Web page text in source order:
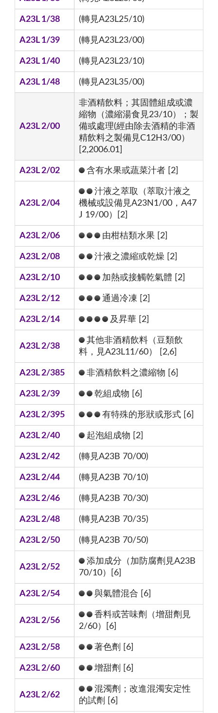
A23L 1/38 (轉見A23L25/10)
A23L 1/39 (轉見A23L23/00)
A23L 1/40 (轉見A23L23/10)
A23L 1/48 (轉見A23L35/00)
A23L 2/00
非酒精飲料；其固體組成或濃
縮物（濃縮湯食見23/10）；製
備或處理(經由除去酒精的非酒
精飲料之製備見C12H3/00）
[2,2006.01]
A23L 2/02 含有水果或蔬菜汁者 [2]
A23L 2/04
汁液之萃取（萃取汁液之
機械或設備見A23N1/00，A47
J 19/00）[2]
A23L 2/06 由柑桔類水果 [2]
A23L 2/08 汁液之濃縮或乾燥 [2]
A23L 2/10 加熱或接觸乾氣體 [2]
A23L 2/12 通過冷凍 [2]
A23L 2/14 及昇華 [2]
A23L 2/38
其他非酒精飲料（豆類飲
料，見A23L11/60） [2,6]
A23L 2/385 非酒精飲料之濃縮物 [6]
A23L 2/39 乾組成物 [6]
A23L 2/395 有特殊的形狀或形式 [6]
A23L 2/40 起泡組成物 [2]
A23L 2/42 (轉見A23B 70/00)
A23L 2/44 (轉見A23B 70/10)
A23L 2/46 (轉見A23B 70/30)
A23L 2/48 (轉見A23B 70/35)
A23L 2/50 (轉見A23B 70/50)
A23L 2/52
添加成分（加防腐劑見A23B
70/10）[6]
A23L 2/54 與氣體混合 [6]
A23L 2/56
香料或苦味劑（增甜劑見
2/60）[6]
A23L 2/58 著色劑 [6]
A23L 2/60 增甜劑 [6]
A23L 2/62
混濁劑；改進混濁安定性
的試劑 [6]